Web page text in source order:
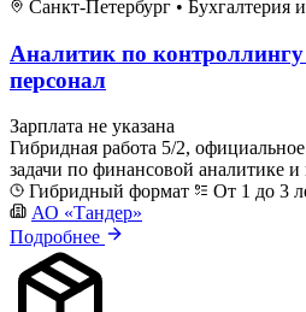
Санкт-Петербург • Бухгалтерия
Аналитик по контроллингу
персонал
Зарплата не указана
Гибридная работа 5/2,
задачи по финансовой аналитике и
Гибридный формат
От 1 до 3
АО «Тандер»
Подробнее